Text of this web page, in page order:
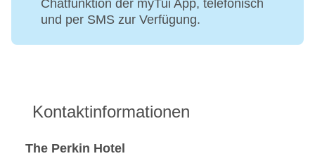
Chatfunktion der myTui App, telefonisch
und per SMS zur Verfügung.
Kontaktinformationen
The Perkin Hotel